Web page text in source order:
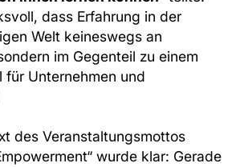
dass Erfahrung in der
Welt keineswegs an
im Gegenteil zu einem
für Unternehmen und
des Veranstaltungsmottos
wurde klar: Gerade